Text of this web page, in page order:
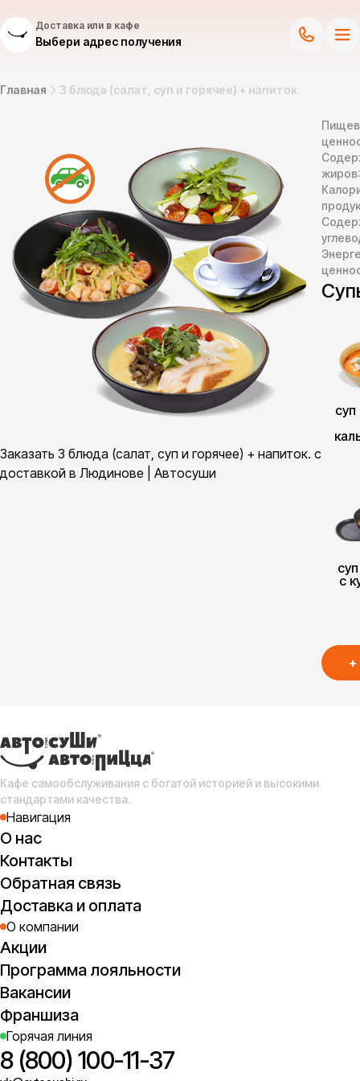
Доставка или в кафе
Выбери адрес получения
Главная 3 блюда (салат, суп и горячее) + напиток.
Заказать 3 блюда (салат, суп и горячее) + напиток. с
доставкой в Людинове | Автосуши
с
+
Кафе самообслуживания с богатой историей и высокими
стандартами качества.
Навигация
О нас
Контакты
Обратная связь
Доставка и оплата
О компании
Акции
Программа лояльности
Вакансии
Франшиза
Горячая линия
8 (800) 100-11-37